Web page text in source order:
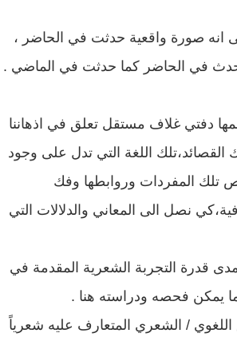
انه صورة واقعية حدثت في الحاضر ،
في الحاضر كما حدثت في الماضي .
دفتي غلاف مستقل تعلق في اذهاننا
اللغة التي تدل على وجود
تلك المفردات وروابطها وفك
نصل الى المعاني والدلالات التي
قدرة التجربة الشعرية المقدمة في
يمكن فحصه ودراسته هنا .
/ الشعري المتعارف عليه شعرياً